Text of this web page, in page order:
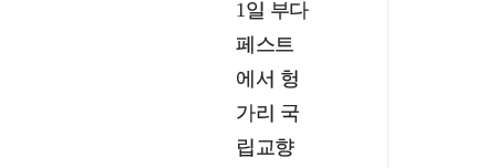
1일 부다
페스트
에서 헝
가리 국
립교향